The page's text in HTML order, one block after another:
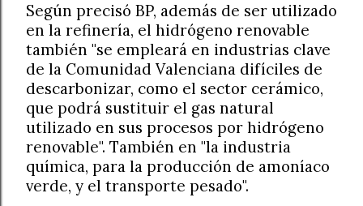
Según precisó BP, además de ser utilizado
en la refinería, el hidrógeno renovable
también "se empleará en industrias clave
de la Comunidad Valenciana difíciles de
descarbonizar, como el sector cerámico,
que podrá sustituir el gas natural
utilizado en sus procesos por hidrógeno
renovable". También en "la industria
química, para la producción de amoníaco
verde, y el transporte pesado".